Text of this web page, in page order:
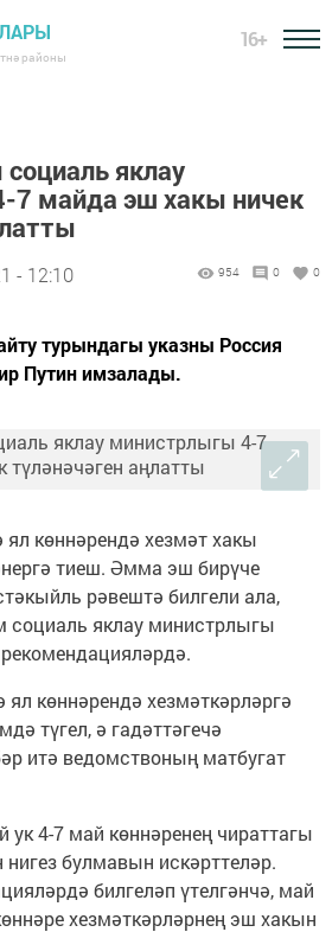
районы
16+
яклау
7 майда эш хакы ничек
- 12:10 954 0 0
турындагы указны Россия
Путин имзалады.
көннәрендә хезмәт хакы
тиеш. Әмма эш бирүче
рәвештә билгели ала,
социаль яклау министрлыгы
көннәрендә хезмәткәрләргә
түгел, ә гадәттәгечә
итә ведомствоның матбугат
4-7 май көннәренең чираттагы
булмавын искәрттеләр.
билгеләп үтелгәнчә, май
хезмәткәрләрнең эш хакын